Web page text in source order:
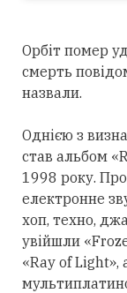
Орбіт помер
смерть
назвали.
Однією з
став альбом
1998 року.
електронне
хоп, техно,
увійшли
«Ray of Light»,